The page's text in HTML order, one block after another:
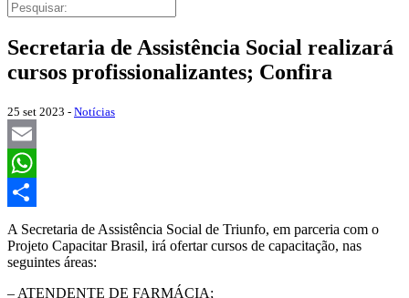
Secretaria de Assistência Social realizará
cursos profissionalizantes; Confira
25 set 2023 - Notícias
Email
WhatsApp
Share
A Secretaria de Assistência Social de Triunfo, em parceria com o
Projeto Capacitar Brasil, irá ofertar cursos de capacitação, nas
seguintes áreas:
– ATENDENTE DE FARMÁCIA;